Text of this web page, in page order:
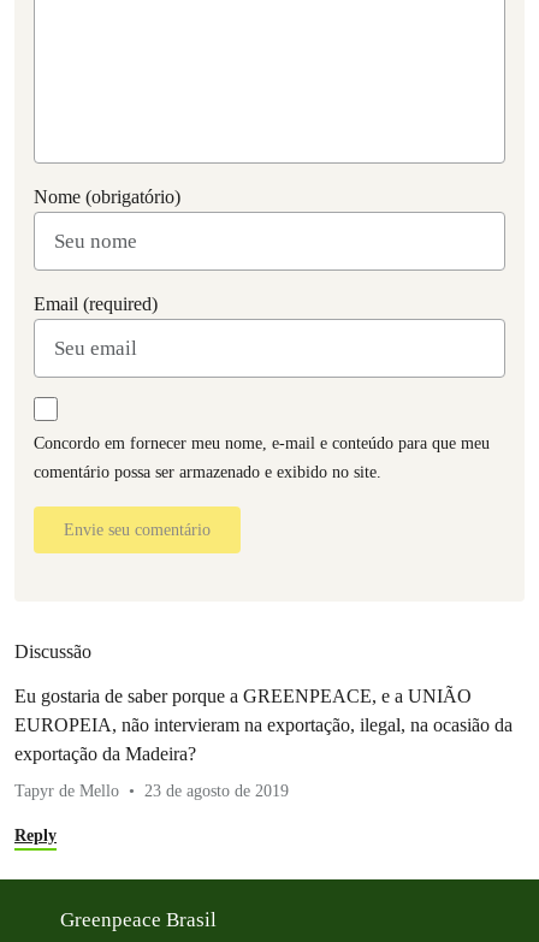
Nome (obrigatório)
Email (required)
Concordo em fornecer meu nome, e-mail e conteúdo para que meu
comentário possa ser armazenado e exibido no site.
Envie seu comentário
Discussão
Eu gostaria de saber porque a GREENPEACE, e a UNIÃO
EUROPEIA, não intervieram na exportação, ilegal, na ocasião da
exportação da Madeira?
Tapyr de Mello 23 de agosto de 2019
Reply
Greenpeace Brasil